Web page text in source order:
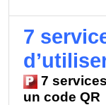
7
7
un code QR